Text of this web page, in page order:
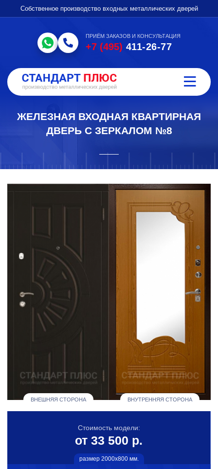
Собственное производство входных металлических дверей
ПРИЁМ ЗАКАЗОВ И КОНСУЛЬТАЦИЯ
+7 (495) 411-26-77
ЖЕЛЕЗНАЯ ВХОДНАЯ КВАРТИРНАЯ
ДВЕРЬ С ЗЕРКАЛОМ №8
ВНЕШНЯЯ СТОРОНА ВНУТРЕННЯЯ СТОРОНА
Стоимость модели:
от 33 500 р.
размер 2000х800 мм.